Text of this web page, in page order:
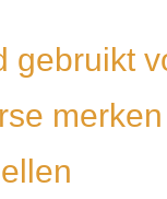
gebruikt